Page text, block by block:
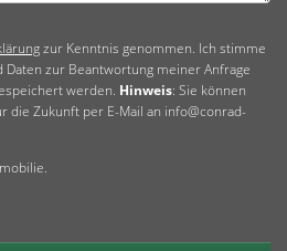
zur Kenntnis genommen. Ich stimme
Daten zur Beantwortung meiner Anfrage
werden. Hinweis: Sie können
die Zukunft per E-Mail an info@conrad-